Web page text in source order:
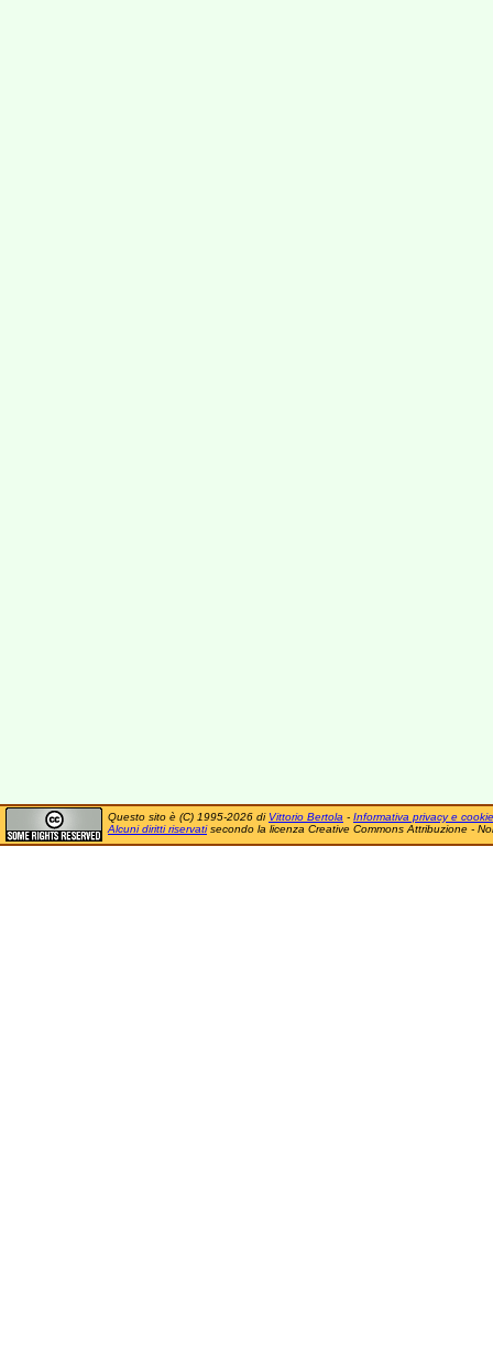
Questo sito è (C) 1995-2026 di Vittorio Bertola - Informativa privacy e cookie
Alcuni diritti riservatisecondo la licenza Creative Commons Attribuzione -